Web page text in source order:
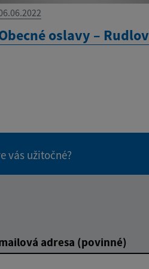
oslavy – Rudlov
vás užitočné?
adresa (povinné)